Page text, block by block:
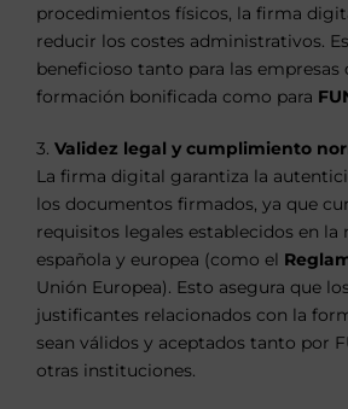
procedimientos físicos, la firma
reducir los costes administrativos.
beneficioso tanto para las empresas
formación bonificada como para
3. Validez legal y cumplimiento
La firma digital garantiza la
los documentos firmados, ya que
requisitos legales establecidos en la
española y europea (como el
Unión Europea). Esto asegura que
justificantes relacionados con la
sean válidos y aceptados tanto por
otras instituciones.